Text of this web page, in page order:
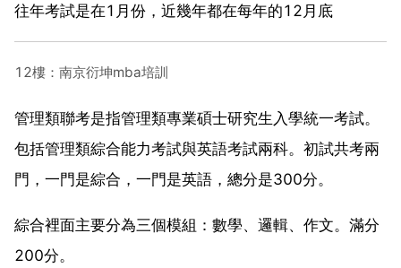
往年考試是在1月份，近幾年都在每年的12月底
12樓：南京衍坤mba培訓
管理類聯考是指管理類專業碩士研究生入學統一考試。
包括管理類綜合能力考試與英語考試兩科。初試共考兩
門，一門是綜合，一門是英語，總分是300分。
綜合裡面主要分為三個模組：數學、邏輯、作文。滿分
200分。